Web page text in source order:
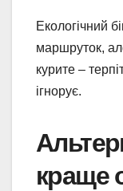
Екологічний
маршруток,
курите –
ігнорує.
краще